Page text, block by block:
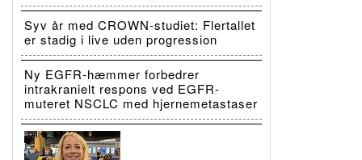
Syv år med CROWN-studiet: Flertallet
er stadig i live uden progression
Ny EGFR-hæmmer forbedrer
intrakranielt respons ved EGFR-
muteret NSCLC med hjernemetastaser